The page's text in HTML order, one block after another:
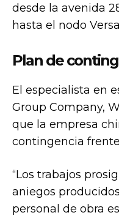
desde la avenida
hasta el nodo
Plan de
El especialista en
Group Company,
que la empresa
contingencia
“Los trabajos
aniegos
personal de obra